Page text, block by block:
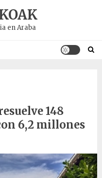
en Araba
148
6,2 millones